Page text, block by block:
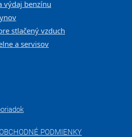
výdaj benzínu
stlačený vzduch
a servisov
PODMIENKY